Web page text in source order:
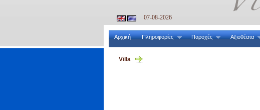
Αρχική Πληροφορίες Παροχές Αξιοθέατα
07-08-2026
Villa